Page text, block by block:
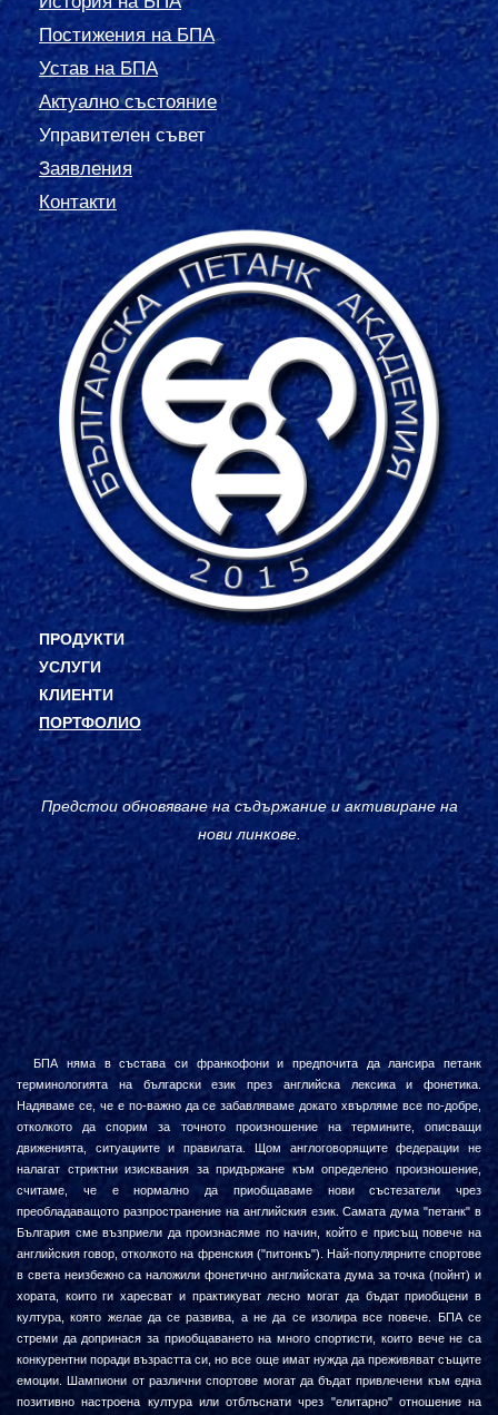
Постижения на БПА
Устав на БПА
Актуално състояние
Управителен съвет
Заявления
Контакти
ПРОДУКТИ
УСЛУГИ
КЛИЕНТИ
ПОРТФОЛИО
Предстои обновяване на съдържание и активиране на
нови линкове.
БПА няма в състава си франкофони и предпочита да лансира петанк
терминологията на български език през английска лексика и фонетика.
Надяваме се, че е по-важно да се забавляваме докато хвърляме все по-добре,
отколкото да спорим за точното произношение на термините, описващи
движенията, ситуациите и правилата. Щом англоговорящите федерации не
налагат стриктни изисквания за придържане към определено произношение,
считаме, че е нормално да приобщаваме нови състезатели чрез
преобладаващото разпространение на английския език.Самата дума "петанк" в
България сме възприели да произнасяме по начин, който е присъщ повече на
английския говор, отколкото на френския ("питонкъ"). Най-популярните спортове
в света неизбежно са наложили фонетично английската дума за точка (пойнт) и
хората, които ги харесват и практикуват лесно могат да бъдат приобщени в
култура, която желае да се развива, а не да се изолира все повече. БПА се
стреми да допринася за приобщаването на много спортисти, които вече не са
конкурентни поради възрастта си, но все още имат нужда да преживяват същите
емоции. Шампиони от различни спортове могат да бъдат привлечени към една
позитивно настроена култура или отблъснати чрез "елитарно" отношение на